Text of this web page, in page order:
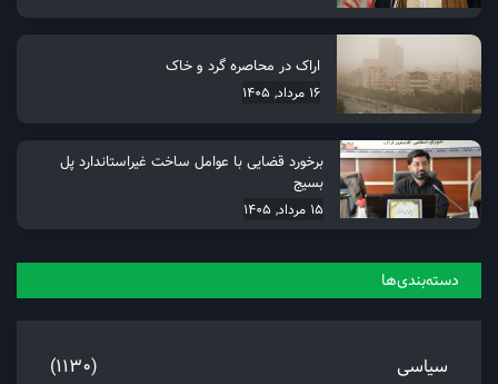
اراک در محاصره گرد و خاک
16 مرداد, 1405
برخورد قضایی با عوامل ساخت غیراستاندارد پل
بسیج
15 مرداد, 1405
دسته‌بندی‌ها
سیاسی
(1130)